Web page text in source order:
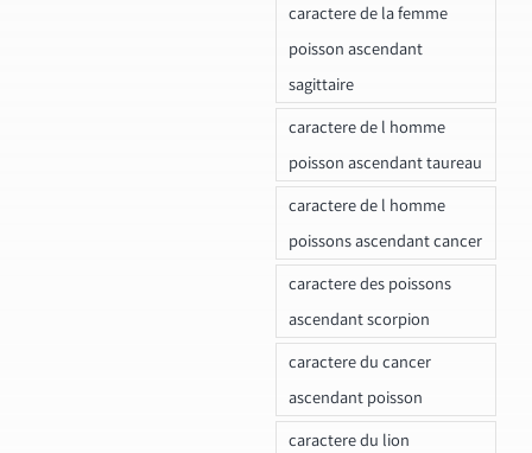
caractere de la femme
poisson ascendant
sagittaire
caractere de l homme
poisson ascendant taureau
caractere de l homme
poissons ascendant cancer
caractere des poissons
ascendant scorpion
caractere du cancer
ascendant poisson
caractere du lion